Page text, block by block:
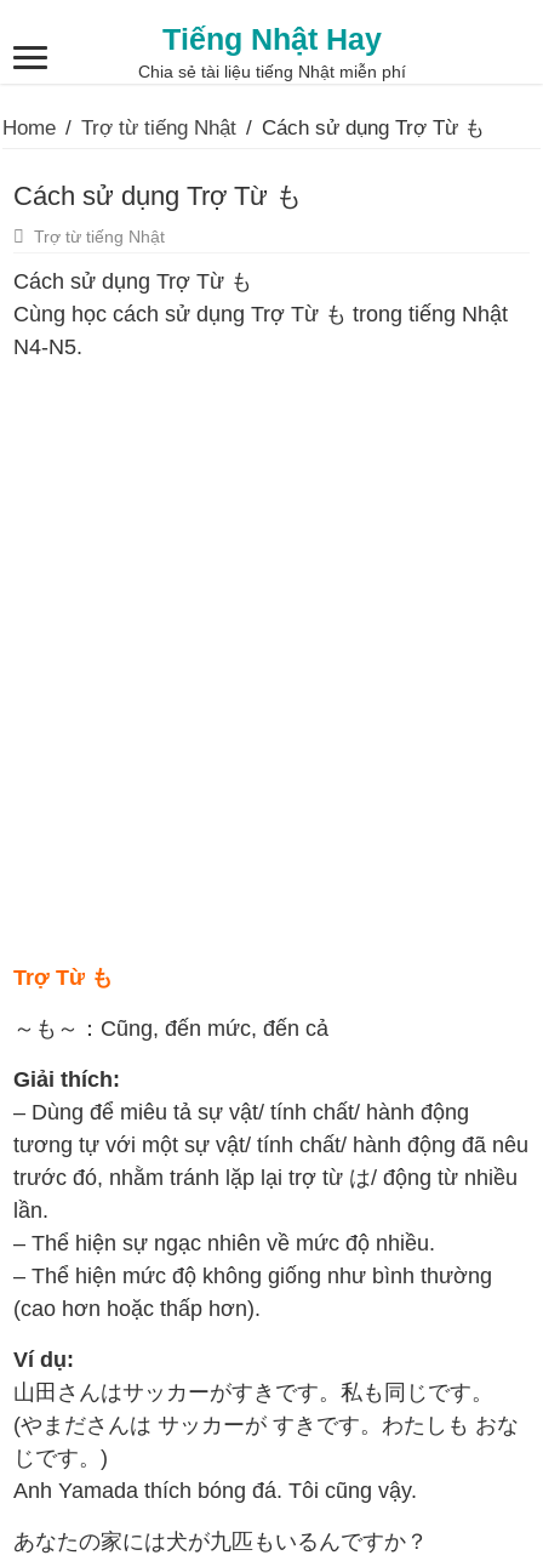
Tiếng Nhật Hay
Chia sẻ tài liệu tiếng Nhật miễn phí
Home / Trợ từ tiếng Nhật / Cách sử dụng Trợ Từ も
Cách sử dụng Trợ Từ も
Trợ từ tiếng Nhật
Cách sử dụng Trợ Từ も
Cùng học cách sử dụng Trợ Từ も trong tiếng Nhật
N4-N5.
Trợ Từ も
～も～：Cũng, đến mức, đến cả
Giải thích:
– Dùng để miêu tả sự vật/ tính chất/ hành động
tương tự với một sự vật/ tính chất/ hành động đã nêu
trước đó, nhằm tránh lặp lại trợ từ は/ động từ nhiều
lần.
– Thể hiện sự ngạc nhiên về mức độ nhiều.
– Thể hiện mức độ không giống như bình thường
(cao hơn hoặc thấp hơn).
Ví dụ:
山田さんはサッカーがすきです。私も同じです。
(やまださんは サッカーが すきです。わたしも おな
じです。)
Anh Yamada thích bóng đá. Tôi cũng vậy.
あなたの家には犬が九匹もいるんですか？